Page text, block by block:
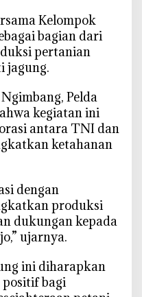
Kelompok
bagian dari
pertanian
jagung.
Pelda
kegiatan ini
antara TNI dan
ketahanan
dengan
produksi
dukungan kepada
ujarnya.
ini diharapkan
positif bagi